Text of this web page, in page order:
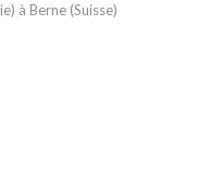
à Berne (Suisse)